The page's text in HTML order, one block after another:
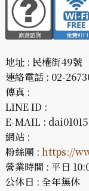
地址 : 民權街49號
連絡電話 : 02-
傳真 :
LINE ID :
E-MAIL :
網站 :
粉絲團 : https://
營業時間 : 平日
公休日 : 全年無休